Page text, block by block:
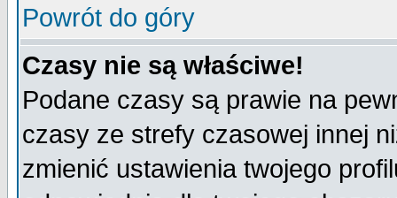
Powrót do góry
Czasy nie są właściwe!
Podane czasy są prawie na
czasy ze strefy czasowej innej
zmienić ustawienia twojego